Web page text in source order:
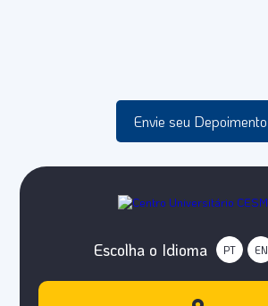
Envie seu Depoimento
Escolha o Idioma PT EN